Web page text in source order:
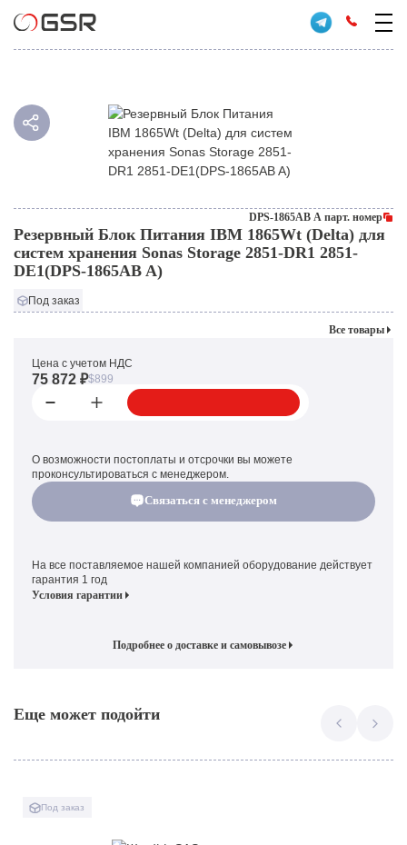
DPS-1865AB A парт. номер
Резервный Блок Питания IBM 1865Wt (Delta) для
систем хранения Sonas Storage 2851-DR1 2851-
DE1(DPS-1865AB A)
Под заказ
Все товары
Цена с учетом НДС
75 872 ₽$899
О возможности постоплаты и отсрочки вы можете
проконсультироваться с менеджером.
Связаться с менеджером
На все поставляемое нашей компанией оборудование действует
гарантия 1 год
Условия гарантии
Подробнее о доставке и самовывозе
Еще может подойти
Под заказ